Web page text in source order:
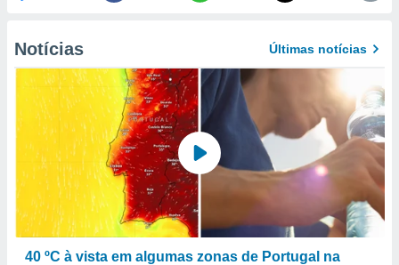
tal,
ou opor-
qualquer
em “
na
Notícias Últimas notícias
40 ºC à vista em algumas zonas de Portugal na